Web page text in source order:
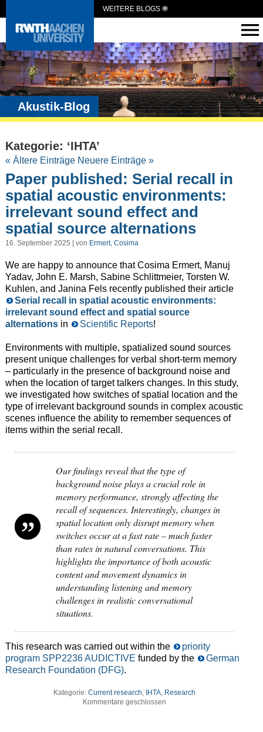
WEITERE BLOGS
Akustik-Blog
Kategorie: ‘IHTA’
« Ältere Einträge Neuere Einträge »
Paper published: Serial recall in
spatial acoustic environments:
irrelevant sound effect and
spatial source alternations
16. September 2025 | von Ermert, Cosima
We are happy to announce that Cosima Ermert, Manuj
Yadav, John E. Marsh, Sabine Schlittmeier, Torsten W.
Kuhlen, and Janina Fels recently published their article
Serial recall in spatial acoustic environments:
irrelevant sound effect and spatial source
alternations in Scientific Reports!
Environments with multiple, spatialized sound sources
present unique challenges for verbal short-term memory
– particularly in the presence of background noise and
when the location of target talkers changes. In this study,
we investigated how switches of spatial location and the
type of irrelevant background sounds in complex acoustic
scenes influence the ability to remember sequences of
items within the serial recall.
Our findings reveal that the type of
background noise plays a crucial role in
memory performance, strongly affecting the
recall of sequences. Interestingly, changes in
spatial location only disrupt memory when
switches occur at a fast rate – much faster
than rates in natural conversations. This
highlights the importance of both acoustic
content and movement dynamics in
understanding listening and memory
challenges in realistic conversational
situations.
This research was carried out within the
priority
program SPP2236 AUDICTIVE funded by the
German
Research Foundation (DFG).
Kategorie: Current research, IHTA, Research
Kommentare geschlossen